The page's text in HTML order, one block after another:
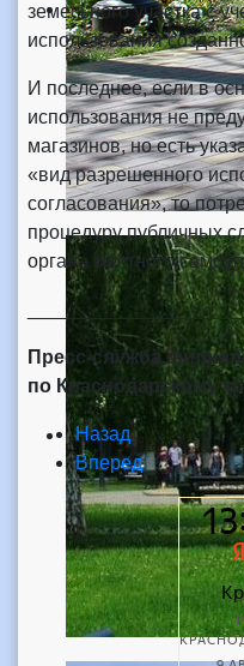
земельного участка с
использования
И последнее, если в
использования не
магазинов, но есть
«вид разрешенного
согласования», то
процедуру публичных
органа местного
Пресс-служба
по Краснодарскому
Назад
Вперед